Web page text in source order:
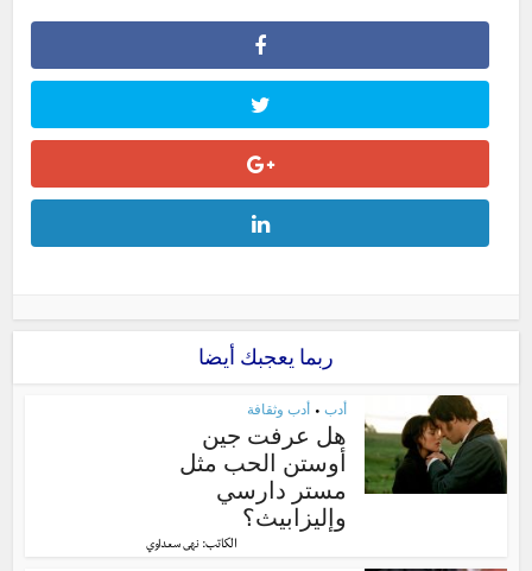
ربما يعجبك أيضا
أدب • أدب وثقافة
هل عرفت جين
أوستن الحب مثل
مستر دارسي
وإليزابيث؟
الكاتب: نهى سعداوي